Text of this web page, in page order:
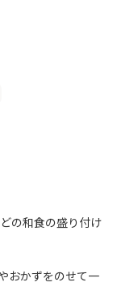
の和食の盛り付け
おかずをのせて一